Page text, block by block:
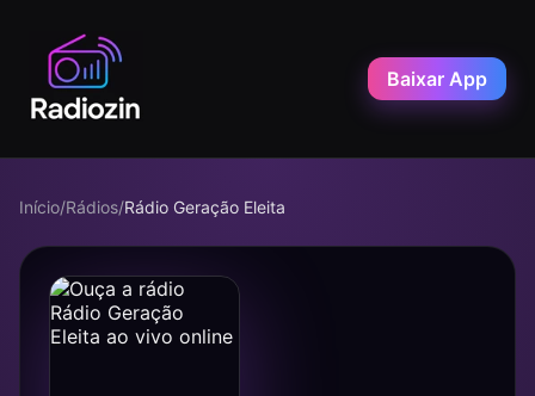
Baixar App
Início/Rádios/Rádio Geração Eleita